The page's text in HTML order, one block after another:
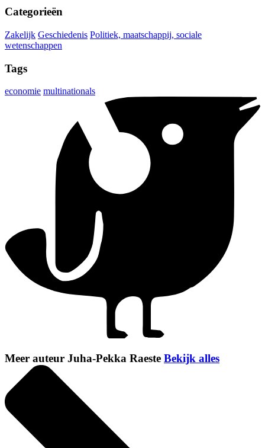
Categorieën
Zakelijk Geschiedenis Politiek, maatschappij, sociale
wetenschappen
Tags
economie multinationals
Meer auteur Juha-Pekka Raeste Bekijk alles